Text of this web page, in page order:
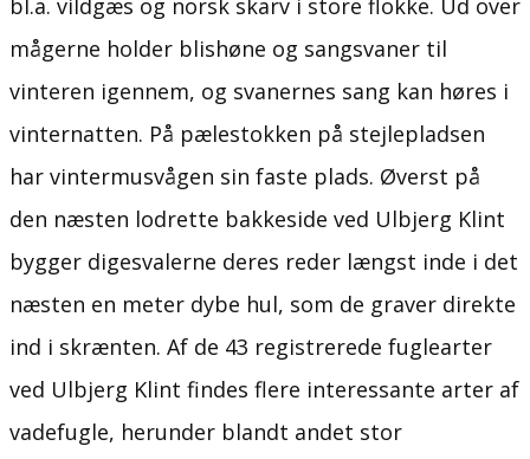
bl.a. vildgæs og norsk skarv i store flokke. Ud over
mågerne holder blishøne og sangsvaner til
vinteren igennem, og svanernes sang kan høres i
vinternatten. På pælestokken på stejlepladsen
har vintermusvågen sin faste plads. Øverst på
den næsten lodrette bakkeside ved Ulbjerg Klint
bygger digesvalerne deres reder længst inde i det
næsten en meter dybe hul, som de graver direkte
ind i skrænten. Af de 43 registrerede fuglearter
ved Ulbjerg Klint findes flere interessante arter af
vadefugle, herunder blandt andet stor